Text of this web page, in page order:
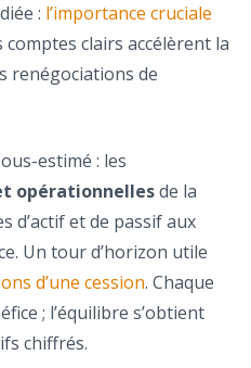
: l’importance cruciale
comptes clairs accélèrent la
renégociations de
estimé : les
opérationnellesde la
d’actif et de passif aux
Un tour d’horizon utile
d’une cession. Chaque
; l’équilibre s’obtient
chiffrés.